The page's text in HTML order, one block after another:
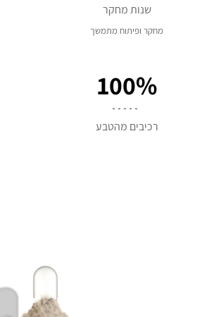
שנות מחקר
מחקר ופיתוח מתמשך
100%
רכיבים מהטבע